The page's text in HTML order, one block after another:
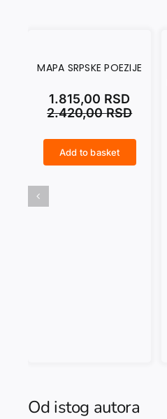
MAPA SRPSKE POEZIJE
2.420,00RSD
1.815,00 RSD
Add to basket
Od istog autora